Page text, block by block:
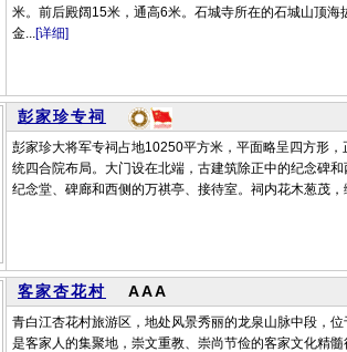
米。前后殿阔15米，通高6米。石城寺所在的石城山顶
金...[详细]
彭家珍专祠
彭家珍大将军专祠占地10250平方米，平面略呈四方形
统四合院布局。大门设在北端，古建筑除正中的纪念碑和
纪念堂、碑廊和西侧的万祺亭、接待室。祠内花木葱茂
客家杏花村 AAA
青白江杏花村旅游区，地处风景秀丽的龙泉山脉中段，
是客家人的集聚地，崇文重教、崇尚节俭的客家文化精